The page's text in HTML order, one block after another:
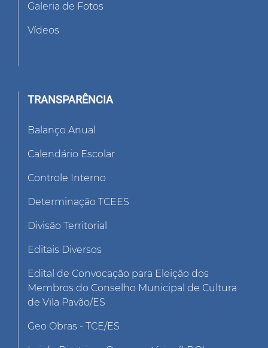
Galeria de Fotos
Vídeos
TRANSPARÊNCIA
Balanço Anual
Calendário Escolar
Controle Interno
Determinação TCEES
Divisão Territorial
Editais Diversos
Edital de Convocação para Eleição dos
Membros do Conselho Municipal de Cultura
de Vila Pavão/ES
Geo Obras - TCE/ES